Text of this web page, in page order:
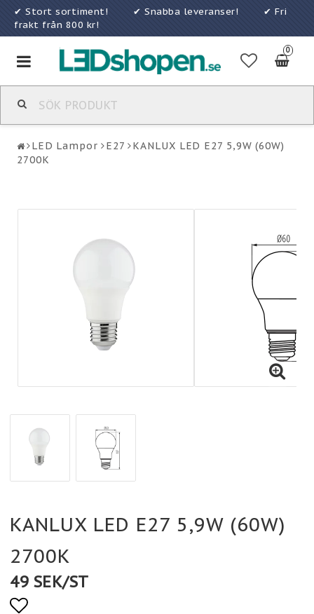
✔ Stort sortiment! ✔ Snabba leveranser! ✔ Fri
frakt från 800 kr!
0
Toggle
navigation
LED Lampor E27
KANLUX LED E27 5,9W (60W)
2700K
KANLUX LED E27 5,9W (60W)
2700K
49 SEK/ST